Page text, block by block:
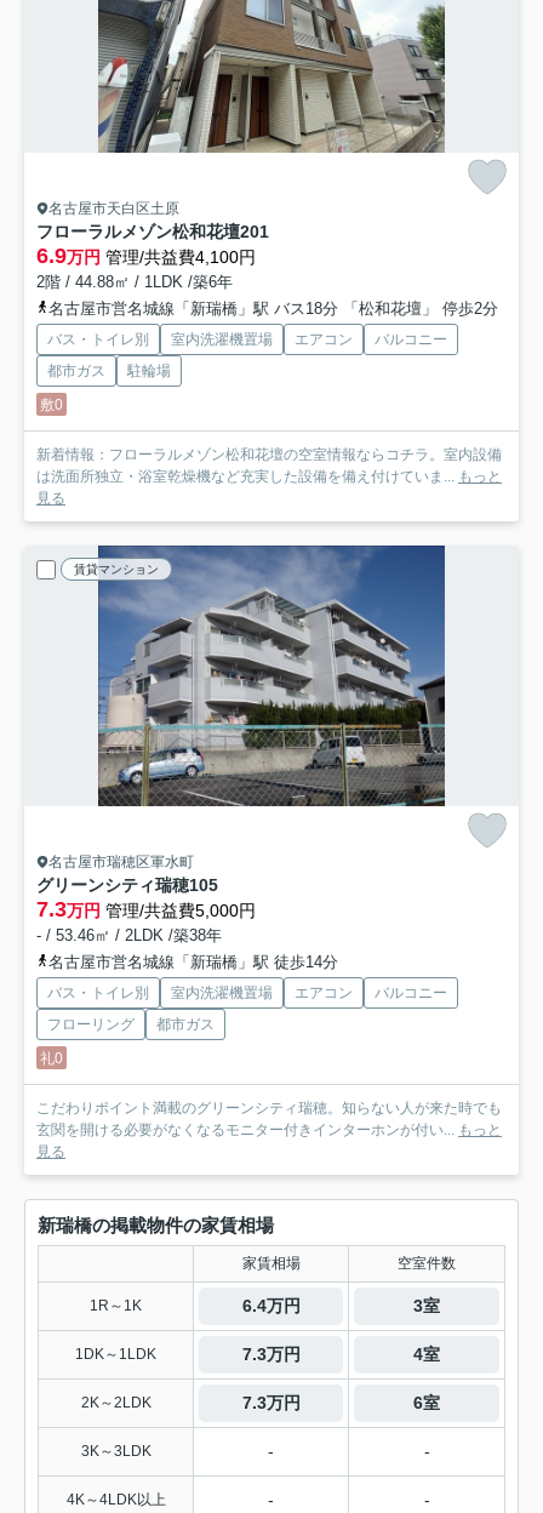
名古屋市天白区土原
フローラルメゾン松和花壇201
6.9万円 管理/共益費4,100円
2階 / 44.88㎡ / 1LDK /築6年
名古屋市営名城線「新瑞橋」駅 バス18分 「松和花壇」 停歩2分
バス・トイレ別 室内洗濯機置場 エアコン
バルコニー
都市ガス
駐輪場
敷0
新着情報：フローラルメゾン松和花壇の空室情報ならコチラ。室内設備
は洗面所独立・浴室乾燥機など充実した設備を備え付けていま... もっと
見る
賃貸マンション
名古屋市瑞穂区軍水町
グリーンシティ瑞穂105
7.3万円 管理/共益費5,000円
- / 53.46㎡ / 2LDK /築38年
名古屋市営名城線「新瑞橋」駅 徒歩14分
バス・トイレ別 室内洗濯機置場 エアコン
バルコニー
フローリング
都市ガス
礼0
こだわりポイント満載のグリーンシティ瑞穂。知らない人が来た時でも
玄関を開ける必要がなくなるモニター付きインターホンが付い... もっと
見る
新瑞橋の掲載物件の家賃相場
家賃相場 空室件数
1R～1K 6.4万円 3室
1DK～1LDK 7.3万円 4室
2K～2LDK 7.3万円 6室
3K～3LDK - -
4K～4LDK以上 - -